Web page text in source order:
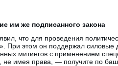
им же подписанного закона
что для проведения
При этом он поддержал силовые
митингов с применением
имея права, — получите по